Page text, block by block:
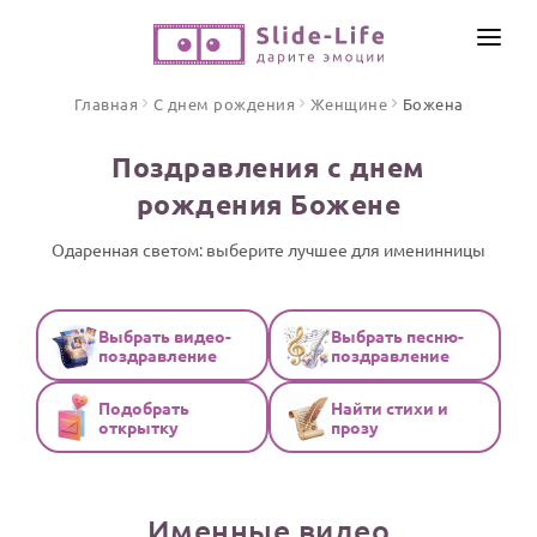
ПО ФОРМАТУ
Видео поздравления
Открытки
Стихи и тексты
ПРАЗДНИКИ
С Днем рождения
ИНСТРУМЕНТЫ
ОТЗЫВЫ
Главная С днем рождения Женщине Божена
Поздравления с днем
рождения Божене
Одаренная светом: выберите лучшее для именинницы
Выбрать видео-
поздравление
Выбрать песню-
поздравление
Подобрать
открытку
Найти стихи и
прозу